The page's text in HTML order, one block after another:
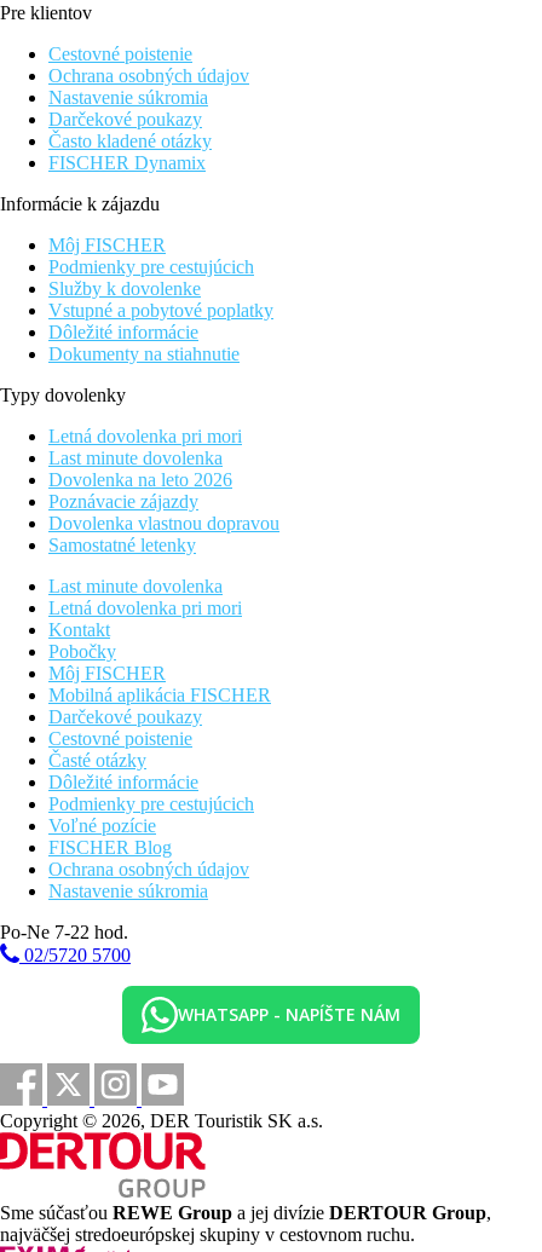
Pre klientov
Cestovné poistenie
Ochrana osobných údajov
Nastavenie súkromia
Darčekové poukazy
Často kladené otázky
FISCHER Dynamix
Informácie k zájazdu
Môj FISCHER
Podmienky pre cestujúcich
Služby k dovolenke
Vstupné a pobytové poplatky
Dôležité informácie
Dokumenty na stiahnutie
Typy dovolenky
Letná dovolenka pri mori
Last minute dovolenka
Dovolenka na leto 2026
Poznávacie zájazdy
Dovolenka vlastnou dopravou
Samostatné letenky
Last minute dovolenka
Letná dovolenka pri mori
Kontakt
Pobočky
Môj FISCHER
Mobilná aplikácia FISCHER
Darčekové poukazy
Cestovné poistenie
Časté otázky
Dôležité informácie
Podmienky pre cestujúcich
Voľné pozície
FISCHER Blog
Ochrana osobných údajov
Nastavenie súkromia
Po-Ne 7-22 hod.
02/5720 5700
WHATSAPP - NAPÍŠTE NÁM
Copyright © 2026, DER Touristik SK a.s.
Sme súčasťou REWE Group a jej divízie DERTOUR Group,
najväčšej stredoeurópskej skupiny v cestovnom ruchu.